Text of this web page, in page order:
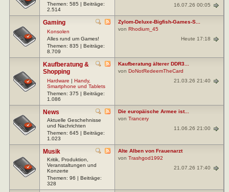
Themen: 585 | Beiträge:
2.514
16.07.26 00:05
Gaming
Konsolen
Alles rund um Games!
Themen: 835 | Beiträge:
8.709
Zylom-Deluxe-Bigfish-Games-S...
von Rhodium_45
Heute 17:18
Kaufberatung &
Shopping
Hardware | Handy,
Smartphone und Tablets
Themen: 375 | Beiträge:
1.086
Kaufberatung älterer DDR3...
von DoNotRedeemTheCard
21.03.26 21:40
News
Aktuelle Geschehnisse
und Nachrichten
Themen: 645 | Beiträge:
1.023
Die europäische Armee ist...
von Trancery
11.06.26 21:00
Musik
Kritik, Produktion,
Veranstaltungen und
Konzerte
Themen: 96 | Beiträge:
328
Alte Alben von Frauenarzt
von Trashgod1992
21.07.26 17:40